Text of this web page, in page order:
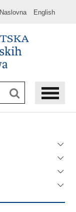
Naslovna English